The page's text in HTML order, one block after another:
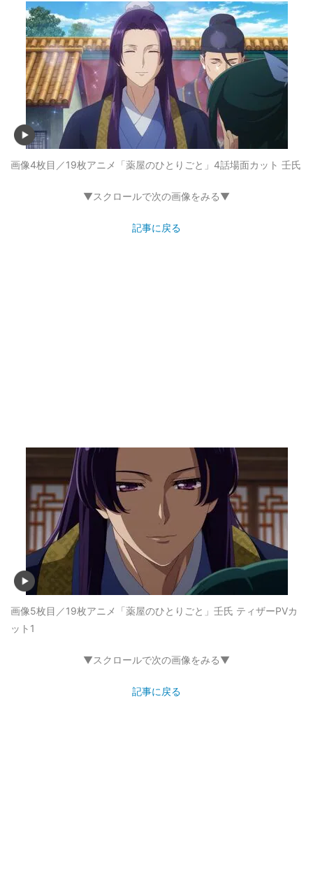
画像4枚目／19枚アニメ「薬屋のひとりごと」4話場面カット 壬氏
▼スクロールで次の画像をみる▼
記事に戻る
画像5枚目／19枚アニメ「薬屋のひとりごと」壬氏 ティザーPVカ
ット1
▼スクロールで次の画像をみる▼
記事に戻る